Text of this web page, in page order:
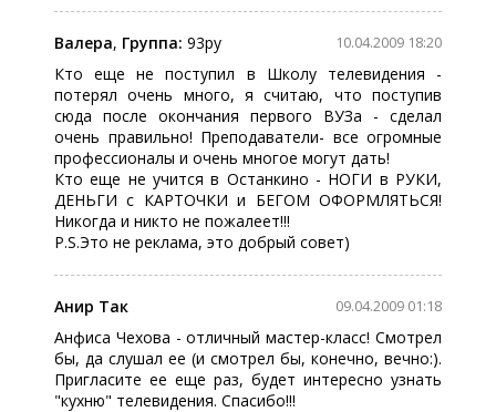
10.04.2009 18:20
Валера, Группа: 93ру
Кто еще не поступил в Школу телевидения -
потерял очень много, я считаю, что поступив
сюда после окончания первого ВУЗа - сделал
очень правильно! Преподаватели- все огромные
профессионалы и очень многое могут дать!
Кто еще не учится в Останкино - НОГИ в РУКИ,
ДЕНЬГИ с КАРТОЧКИ и БЕГОМ ОФОРМЛЯТЬСЯ!
Никогда и никто не пожалеет!!!
P.S.Это не реклама, это добрый совет)
09.04.2009 01:18
Анир Так
Анфиса Чехова - отличный мастер-класс! Смотрел
бы, да слушал ее (и смотрел бы, конечно, вечно:).
Пригласите ее еще раз, будет интересно узнать
"кухню" телевидения. Спасибо!!!